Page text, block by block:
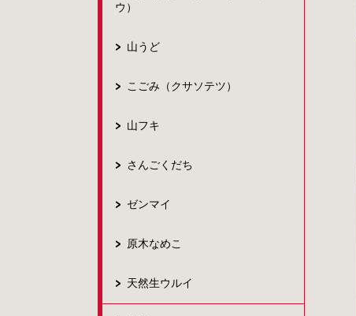
ウ）
山うど
こごみ（クサソテツ）
山フキ
さんごくだち
ゼンマイ
原木なめこ
天然生ウルイ